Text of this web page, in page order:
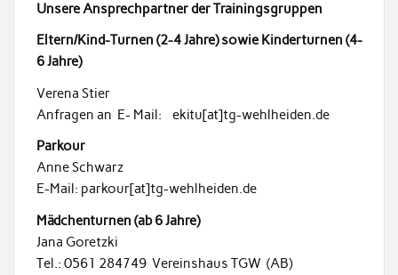
Unsere Ansprechpartner der Trainingsgruppen
Eltern/Kind-Turnen (2-4 Jahre) sowie Kinderturnen (4-
6 Jahre)
Verena Stier
Anfragen an E- Mail: ekitu[at]tg-wehlheiden.de
Parkour
Anne Schwarz
E-Mail: parkour[at]tg-wehlheiden.de
Mädchenturnen (ab 6 Jahre)
Jana Goretzki
Tel.: 0561 284749 Vereinshaus TGW (AB)